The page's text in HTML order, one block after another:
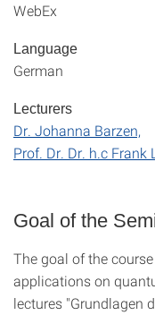
WebEx
Language
German
Lecturers
Dr. Johanna Barzen,
Prof. Dr. Dr. h.c Frank
Goal of the
The goal of the
applications on
lectures "Grundlagen